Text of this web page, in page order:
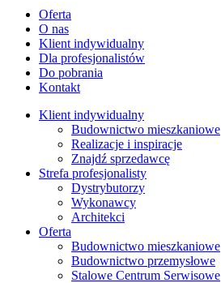
Oferta
O nas
Klient indywidualny
Dla profesjonalistów
Do pobrania
Kontakt
Klient indywidualny
Budownictwo mieszkaniowe
Realizacje i inspiracje
Znajdź sprzedawcę
Strefa profesjonalisty
Dystrybutorzy
Wykonawcy
Architekci
Oferta
Budownictwo mieszkaniowe
Budownictwo przemysłowe
Stalowe Centrum Serwisowe